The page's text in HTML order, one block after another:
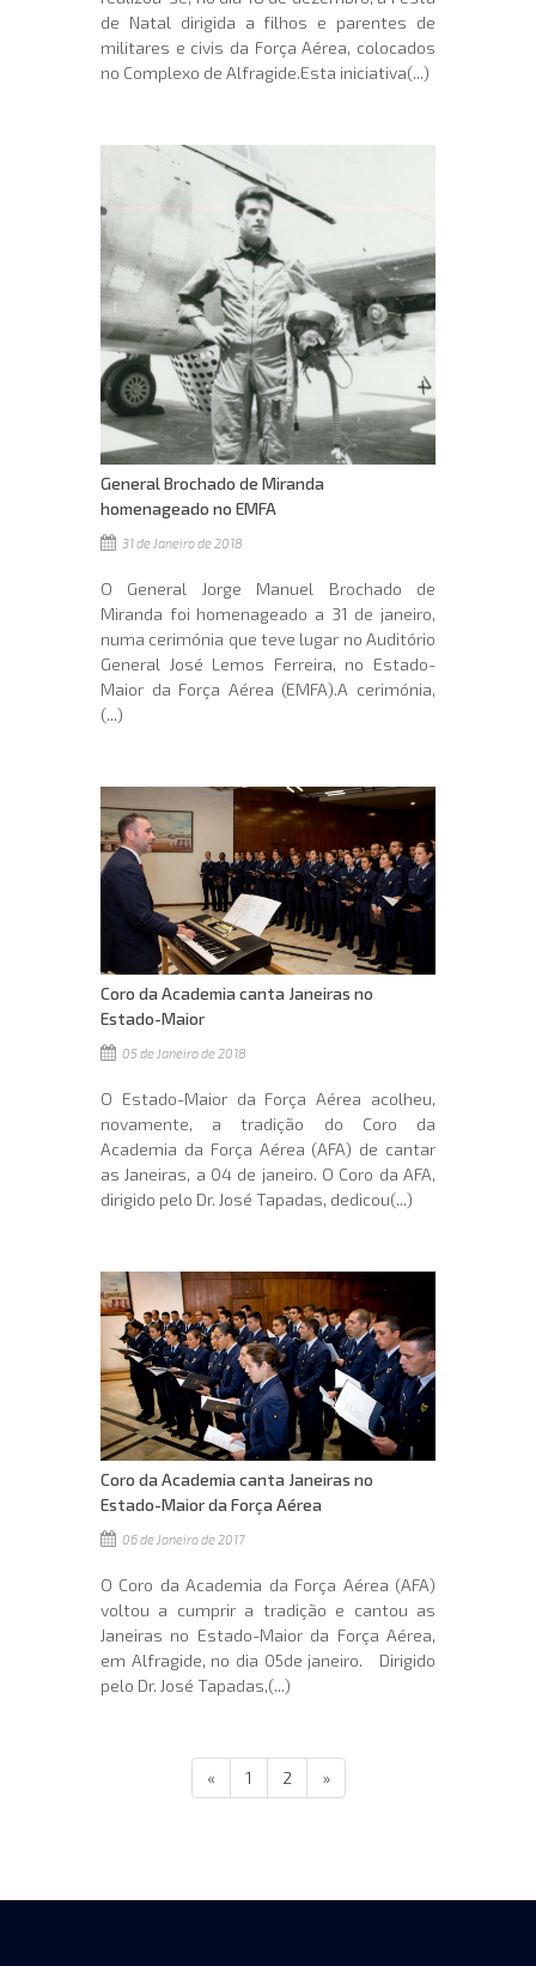
de Natal dirigida a filhos e parentes de
militares e civis da Força Aérea, colocados
no Complexo de Alfragide.Esta iniciativa(...)
General Brochado de Miranda
homenageado no EMFA
31 de Janeiro de 2018
O General Jorge Manuel Brochado de
Miranda foi homenageado a 31 de janeiro,
numa cerimónia que teve lugar no Auditório
General José Lemos Ferreira, no Estado-
Maior da Força Aérea (EMFA).A cerimónia,
(...)
Coro da Academia canta Janeiras no
Estado-Maior
05 de Janeiro de 2018
O Estado-Maior da Força Aérea acolheu,
novamente, a tradição do Coro da
Academia da Força Aérea (AFA) de cantar
as Janeiras, a 04 de janeiro. O Coro da AFA,
dirigido pelo Dr. José Tapadas, dedicou(...)
Coro da Academia canta Janeiras no
Estado-Maior da Força Aérea
06 de Janeiro de 2017
O Coro da Academia da Força Aérea (AFA)
voltou a cumprir a tradição e cantou as
Janeiras no Estado-Maior da Força Aérea,
em Alfragide, no dia 05de janeiro. Dirigido
pelo Dr. José Tapadas,(...)
« 1 2 »